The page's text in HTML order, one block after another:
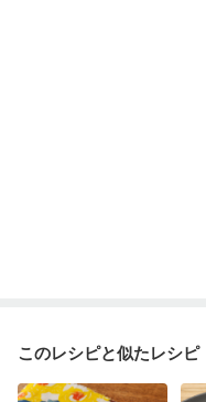
このレシピと似たレシピ